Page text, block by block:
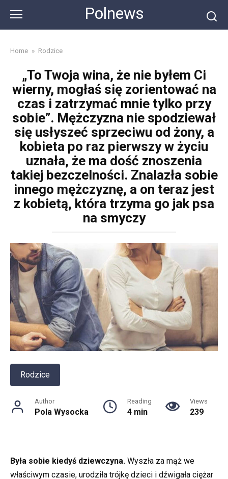
content
Polnews
Home » Rodzice
„To Twoja wina, że nie byłem Ci
wierny, mogłaś się zorientować na
czas i zatrzymać mnie tylko przy
sobie”. Mężczyzna nie spodziewał
się usłyszeć sprzeciwu od żony, a
kobieta po raz pierwszy w życiu
uznała, że ma dość znoszenia
takiej bezczelności. Znalazła sobie
innego mężczyznę, a on teraz jest
z kobietą, która trzyma go jak psa
na smyczy
Rodzice
Author
Pola Wysocka
Reading
4 min
Views
239
Była sobie kiedyś dziewczyna. Wyszła za mąż we
właściwym czasie, urodziła trójkę dzieci i dźwigała ciężar